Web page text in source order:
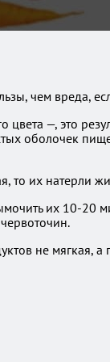
чем вреда,
—, это
оболочек
то их натерли
их 10-20
не мягкая,